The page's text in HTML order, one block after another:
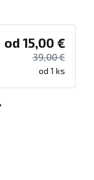
od 15,00 €
39,00 €
od 1 ks